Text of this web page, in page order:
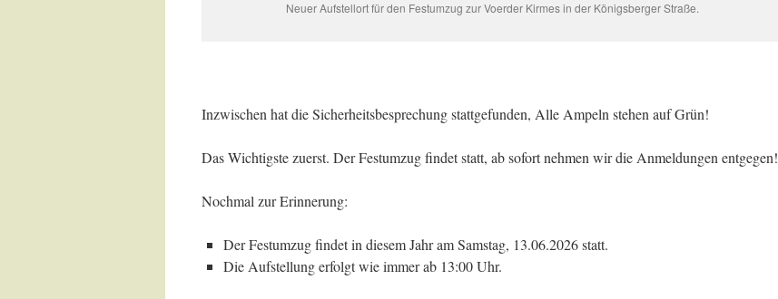
Neuer Aufstellort für den Festumzug zur Voerder Kirmes in der Königsberger Straße.
Inzwischen hat die Sicherheitsbesprechung stattgefunden, Alle Ampeln stehen auf Grün!
Das Wichtigste zuerst. Der Festumzug findet statt, ab sofort nehmen wir die Anmeldungen entgegen!
Nochmal zur Erinnerung:
Der Festumzug findet in diesem Jahr am Samstag, 13.06.2026 statt.
Die Aufstellung erfolgt wie immer ab 13:00 Uhr.